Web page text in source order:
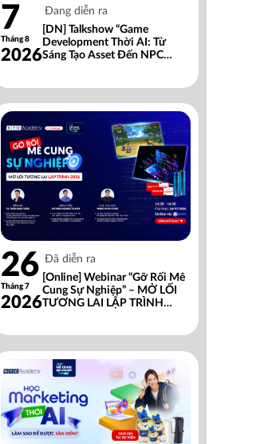
7
Tháng 8
2026
Đang diễn ra
[DN] Talkshow “Game
Development Thời AI: Từ
Sáng Tạo Asset Đến NPC
26
Tháng 7
2026
Đã diễn ra
[Online] Webinar “Gỡ Rối Mê
Cung Sự Nghiệp” – MỞ LỐI
TƯƠNG LAI LẬP TRÌNH